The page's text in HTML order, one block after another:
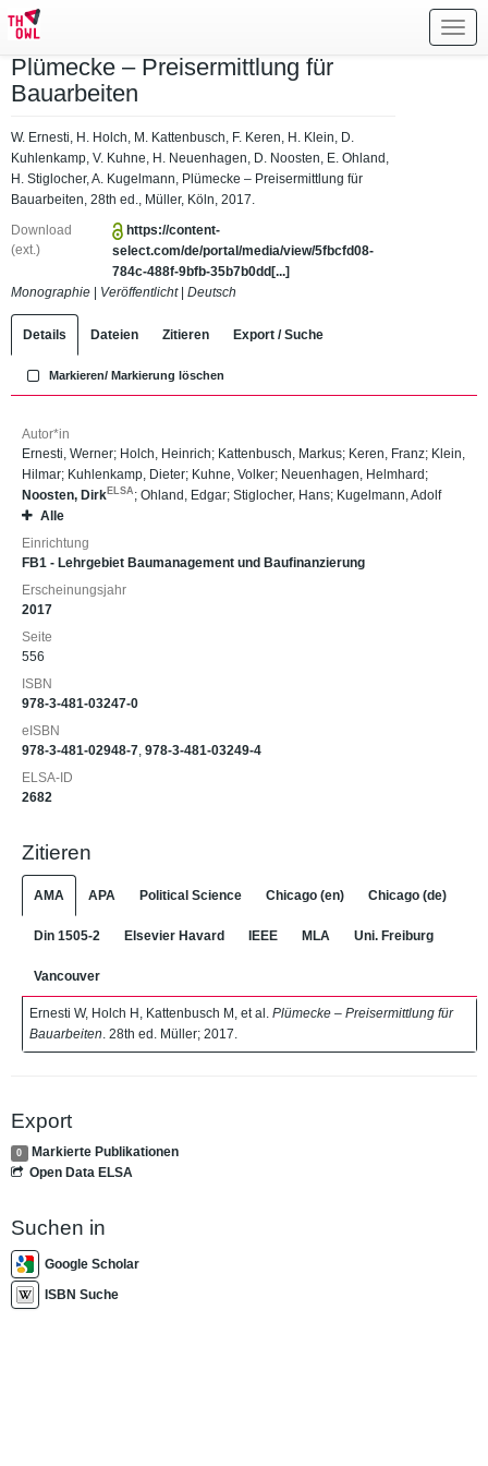
Plümecke – Preisermittlung für
Bauarbeiten
W. Ernesti, H. Holch, M. Kattenbusch, F. Keren, H. Klein, D.
Kuhlenkamp, V. Kuhne, H. Neuenhagen, D. Noosten, E. Ohland,
H. Stiglocher, A. Kugelmann, Plümecke – Preisermittlung für
Bauarbeiten, 28th ed., Müller, Köln, 2017.
Download
(ext.)
https://content-
select.com/de/portal/media/view/5fbcfd08-
784c-488f-9bfb-35b7b0dd[...]
Monographie
Veröffentlicht| Deutsch
Details Dateien Zitieren Export / Suche
Markieren/ Markierung löschen
Autor*in
Ernesti, Werner; Holch, Heinrich; Kattenbusch, Markus; Keren, Franz; Klein,
Hilmar; Kuhlenkamp, Dieter; Kuhne, Volker; Neuenhagen, Helmhard ;
Noosten, Dirk ELSA ; Ohland, Edgar; Stiglocher, Hans; Kugelmann, Adolf
Alle
Einrichtung
FB1 - Lehrgebiet Baumanagement und Baufinanzierung
Erscheinungsjahr
2017
Seite
556
ISBN
978-3-481-03247-0
eISBN
978-3-481-02948-7, 978-3-481-03249-4
ELSA-ID
2682
Zitieren
AMA APA Political Science Chicago (en) Chicago (de)
Din 1505-2 Elsevier Havard IEEE MLA Uni. Freiburg
Vancouver
Ernesti W, Holch H, Kattenbusch M, et al. Plümecke – Preisermittlung für
Bauarbeiten . 28th ed. Müller; 2017.
Export
0
Markierte Publikationen
Open Data ELSA
Suchen in
Google Scholar
ISBN Suche